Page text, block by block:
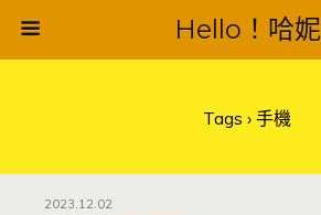
Hello！哈妮
Tags › 手機
2023.12.02